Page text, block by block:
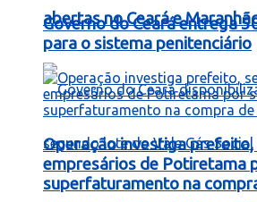
abertas no Ceará e
Governo do Ceará entrega
para o sistema penitenciário
Operação investiga
empresários de Potiretama
superfaturamento na